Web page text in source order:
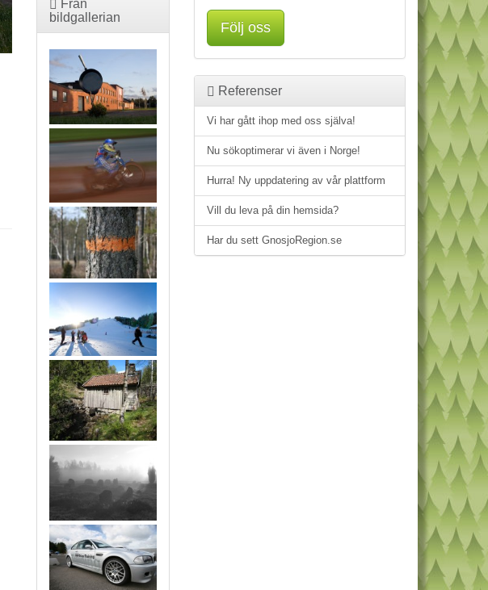
Från
bildgallerian
Följ oss
Referenser
Vi har gått ihop med oss själva!
Nu sökoptimerar vi även i Norge!
Hurra! Ny uppdatering av vår plattform
Vill du leva på din hemsida?
Har du sett GnosjoRegion.se